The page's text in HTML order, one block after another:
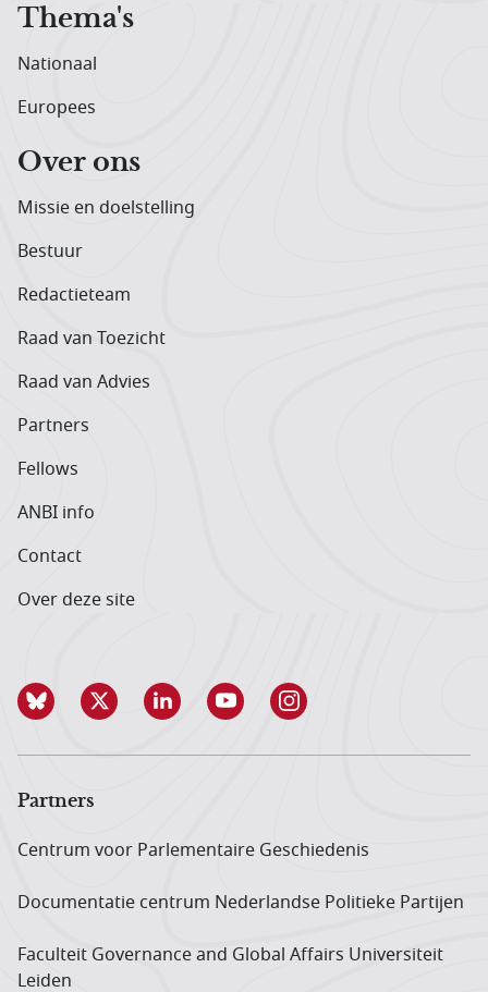
Thema's
Nationaal
Europees
Over ons
Missie en doelstelling
Bestuur
Redactieteam
Raad van Toezicht
Raad van Advies
Partners
Fellows
ANBI info
Contact
Over deze site
Partners
Centrum voor Parlementaire Geschiedenis
Documentatie centrum Neder­landse Politieke Partijen
Faculteit Governance and Global Affairs Universiteit
Leiden